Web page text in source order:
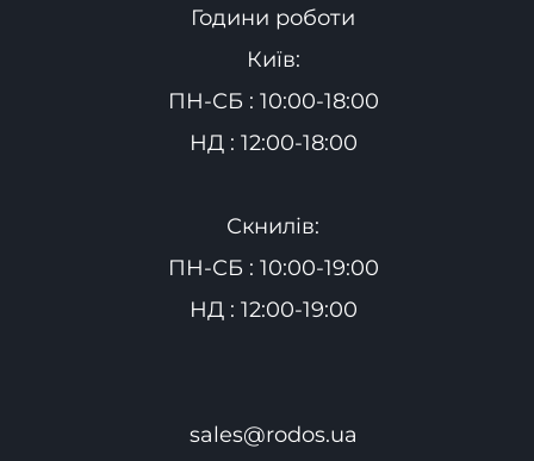
Години роботи
Київ:
ПН-СБ : 10:00-18:00
НД : 12:00-18:00
Скнилів:
ПН-СБ : 10:00-19:00
НД : 12:00-19:00
sales@rodos.ua